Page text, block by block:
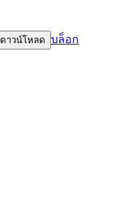
ดาวน์โหลด บล็อก